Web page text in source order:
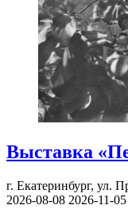
Выставка
г. Екатеринбург, ул.
2026-08-08 2026-11-05